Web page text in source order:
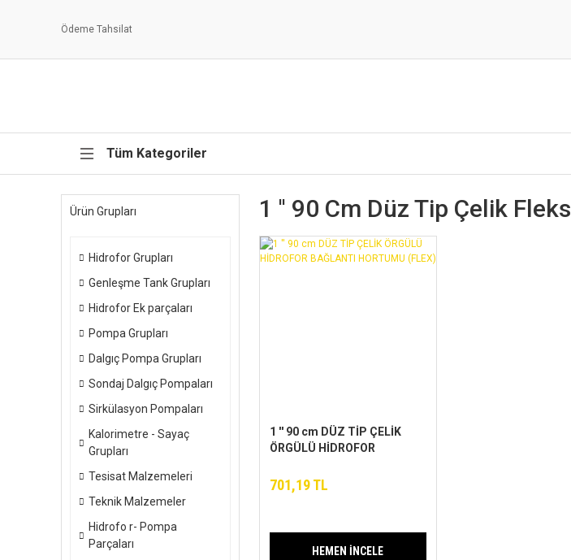
Ödeme Tahsilat
Tüm Kategoriler
Ürün Grupları
Hidrofor Grupları
Genleşme Tank Grupları
Hidrofor Ek parçaları
Pompa Grupları
Dalgıç Pompa Grupları
Sondaj Dalgıç Pompaları
Sirkülasyon Pompaları
Kalorimetre - Sayaç
Grupları
Tesisat Malzemeleri
Teknik Malzemeler
Hidrofo r- Pompa
Parçaları
1 '' 90 Cm Düz Tip Çelik Fleks
1 '' 90 cm DÜZ TİP ÇELİK
ÖRGÜLÜ HİDROFOR
701,19 TL
HEMEN İNCELE